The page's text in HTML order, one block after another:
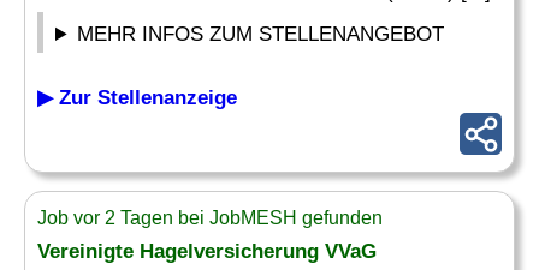
MEHR INFOS ZUM STELLENANGEBOT
▶ Zur Stellenanzeige
Job vor 2 Tagen bei JobMESH gefunden
Vereinigte Hagelversicherung VVaG